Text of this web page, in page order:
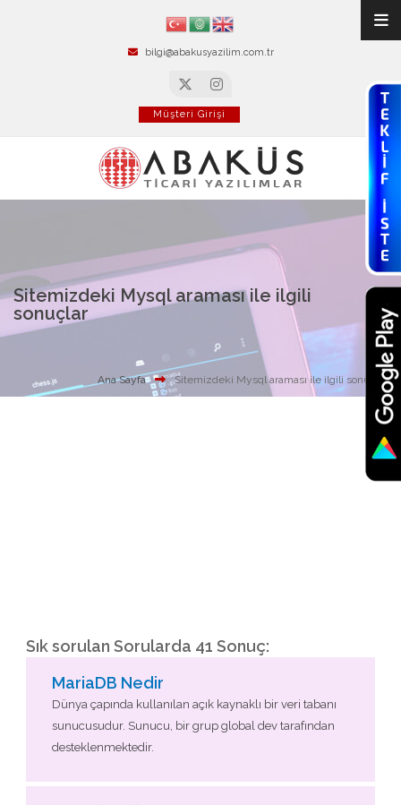
bilgi@abakusyazilim.com.tr
Müşteri Girişi
Sitemizdeki Mysql araması ile ilgili
sonuçlar
Ana Sayfa Sitemizdeki Mysql araması ile ilgili sonuçlar
Sık sorulan Sorularda 41 Sonuç:
MariaDB Nedir
Dünya çapında kullanılan açık kaynaklı bir veri tabanı
sunucusudur. Sunucu, bir grup global dev tarafından
desteklenmektedir.